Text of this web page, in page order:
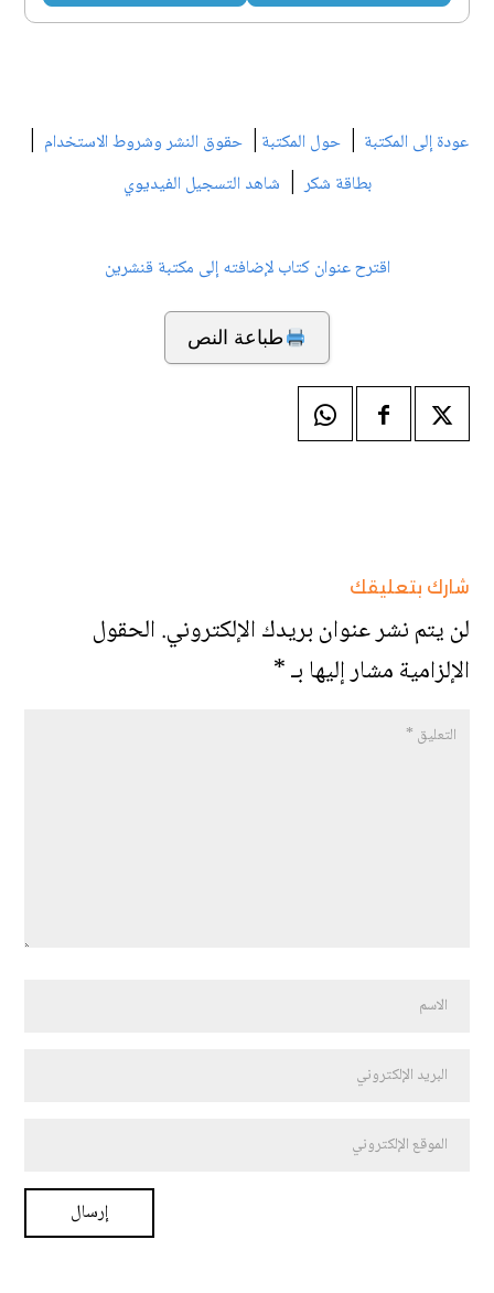
عودة إلى المكتبة | حول المكتبة | حقوق النشر وشروط الاستخدام |
بطاقة شكر| شاهد التسجيل الفيديوي
اقترح عنوان كتاب لإضافته إلى مكتبة قنشرين
طباعة النص
شارك بتعليقك
لن يتم نشر عنوان بريدك الإلكتروني.الحقول
الإلزامية مشار إليها بـ*